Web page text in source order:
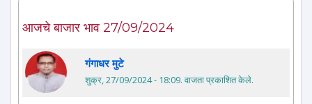
आजचे बाजार भाव 27/09/2024
गंगाधर मुटे
शुक्र, 27/09/2024 - 18:09. वाजता प्रकाशित केले.